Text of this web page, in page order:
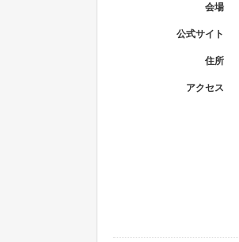
会場
公式サイト
住所
アクセス